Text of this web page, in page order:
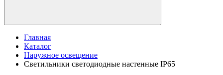
Главная
Каталог
Наружное освещение
Светильники светодиодные настенные IP65